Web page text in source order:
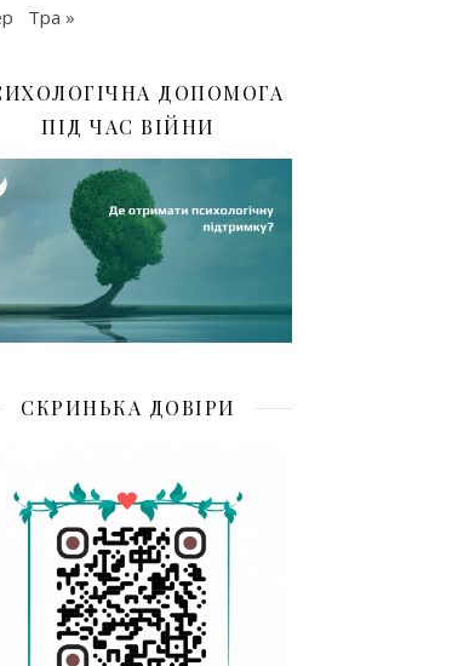
Тра »
ДОПОМОГА
ПІД ЧАС ВІЙНИ
СКРИНЬКА ДОВІРИ